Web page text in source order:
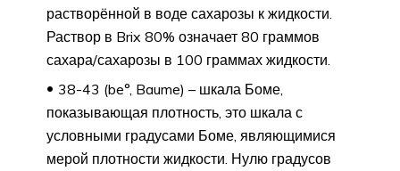
растворённой в воде сахарозы к жидкости.
Раствор в Brix 80% означает 80 граммов
сахара/сахарозы в 100 граммах жидкости.
38-43 (be°, Baume) – шкала Боме,
показывающая плотность, это шкала с
условными градусами Боме, являющимися
мерой плотности жидкости. Нулю градусов